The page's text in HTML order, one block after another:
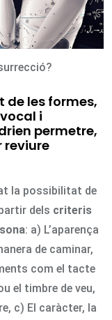
de les formes,
i
permetre,
reviure
la possibilitat de
dels criteris
: a) L’aparença
de caminar,
com el tacte
el timbre de veu,
c) El caràcter, la